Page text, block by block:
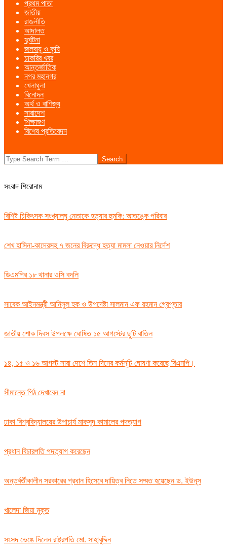
Menu
প্রথম পাতা
জাতীয়
রাজনীতি
আদালত
দুর্ঘটনা
জলবায়ু ও কৃষি
চাকরির খবর
আন্তর্জাতিক
নগর মহানগর
খেলাধুলা
বিনোদন
অর্থ ও বাণিজ্য
সারাদেশ
শিক্ষাঙ্গণ
বিশেষ প্রতিবেদন
Search
সংবাদ শিরোনাম
বিশিষ্ট চিকিৎসক সংখ্যালঘু নেতাকে হত্যার হুমকি: আতঙ্কে পরিবার
শেখ হাসিনা-কাদেরসহ ৭ জনের বিরুদ্ধে হত্যা মামলা নেওয়ার নির্দেশ
ডিএমপির ১৮ থানার ওসি বদলি
সাবেক আইনমন্ত্রী আনিসুল হক ও উপদেষ্টা সালমান এফ রহমান গ্রেপ্তার
জাতীয় শোক দিবস উপলক্ষে ঘোষিত ১৫ আগস্টের ছুটি বাতিল
১৪, ১৫ ও ১৬ আগস্ট সারা দেশে তিন দিনের কর্মসূচি ঘোষণা করেছে বিএনপি।
সীমান্তে পিঠ দেখাবেন না
ঢাকা বিশ্ববিদ্যালয়ের উপাচার্য মাকসুদ কামালের পদত্যাগ
প্রধান বিচারপতি পদত্যাগ করেছেন
অন্তর্বর্তীকালীন সরকারের প্রধান হিসেবে দায়িত্ব নিতে সম্মত হয়েছেন ড. ইউনূস
খালেদা জিয়া মুক্ত
সংসদ ভেঙে দিলেন রাষ্ট্রপতি মো. সাহাবুদ্দিন